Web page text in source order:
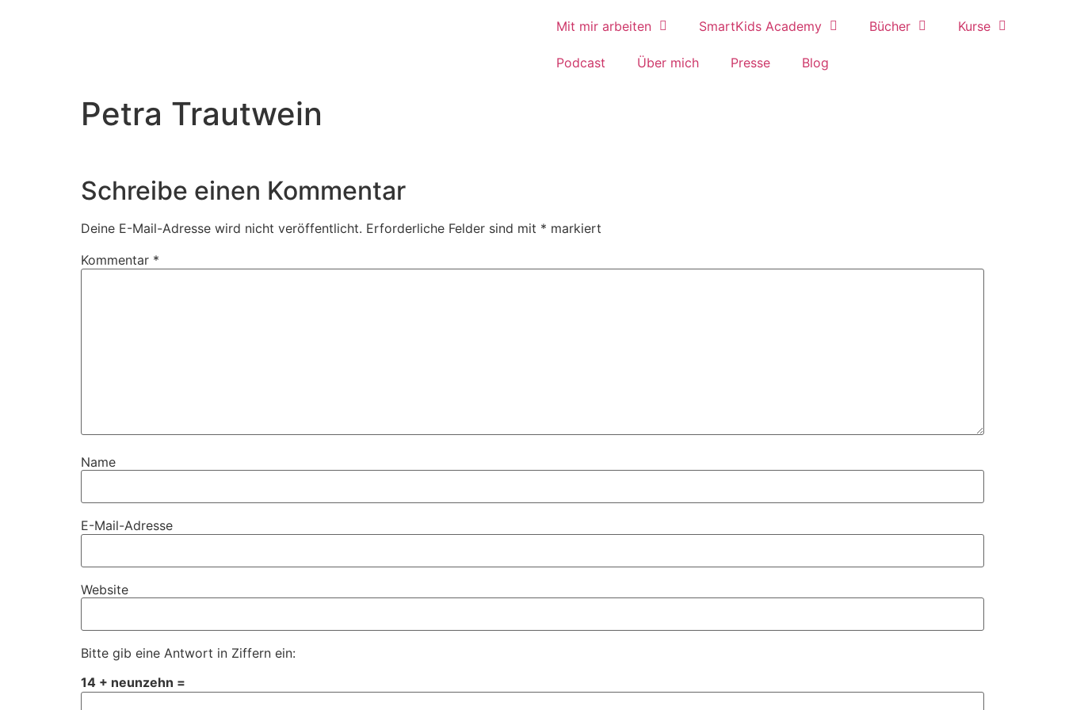
Mit mir arbeiten SmartKids Academy Bücher Kurse
Podcast Über mich Presse Blog
Petra Trautwein
Schreibe einen Kommentar
Deine E-Mail-Adresse wird nicht veröffentlicht. Erforderliche Felder sind mit * markiert
Kommentar *
Name
E-Mail-Adresse
Website
Bitte gib eine Antwort in Ziffern ein:
14 + neunzehn =